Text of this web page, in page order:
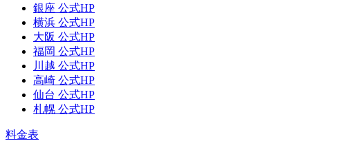
銀座 公式HP
横浜 公式HP
大阪 公式HP
福岡 公式HP
川越 公式HP
高崎 公式HP
仙台 公式HP
札幌 公式HP
料金表